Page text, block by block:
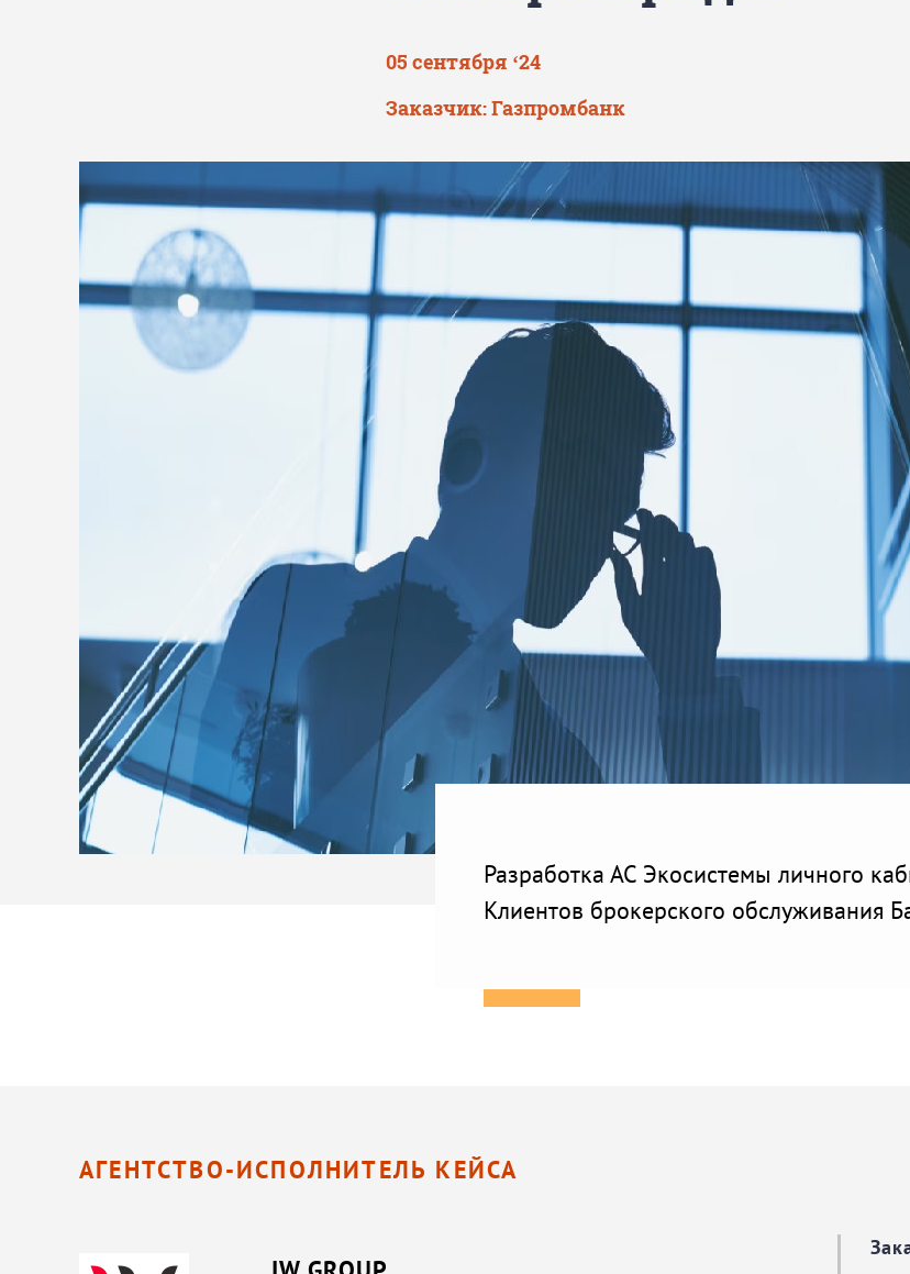
05 сентября ‘24
Заказчик: Газпромбанк
Разработка АС Экосистемы личного
Клиентов брокерского обслуживания
АГЕНТСТВО-ИСПОЛНИТЕЛЬ КЕЙСА